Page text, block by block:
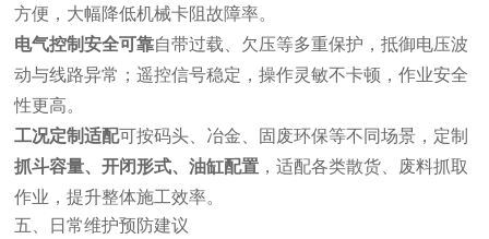
方便，大幅降低机械卡阻故障率。
电气控制安全可靠自带过载、欠压等多重保护，抵御电压波
动与线路异常；遥控信号稳定，操作灵敏不卡顿，作业安全
性更高。
工况定制适配可按码头、冶金、固废环保等不同场景，定制
抓斗容量、开闭形式、油缸配置 ，适配各类散货、废料抓取
作业，提升整体施工效率。
五、日常维护预防建议